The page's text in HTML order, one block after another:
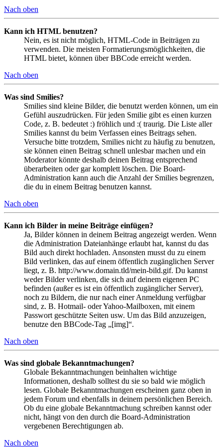
Nach oben
Kann ich HTML benutzen?
Nein, es ist nicht möglich, HTML-Code in Beiträgen zu
verwenden. Die meisten Formatierungsmöglichkeiten, die
HTML bietet, können über BBCode erreicht werden.
Nach oben
Was sind Smilies?
Smilies sind kleine Bilder, die benutzt werden können, um ein
Gefühl auszudrücken. Für jeden Smilie gibt es einen kurzen
Code, z. B. bedeutet :) fröhlich und :( traurig. Die Liste aller
Smilies kannst du beim Verfassen eines Beitrags sehen.
Versuche bitte trotzdem, Smilies nicht zu häufig zu benutzen,
sie können einen Beitrag schnell unlesbar machen und ein
Moderator könnte deshalb deinen Beitrag entsprechend
überarbeiten oder gar komplett löschen. Die Board-
Administration kann auch die Anzahl der Smilies begrenzen,
die du in einem Beitrag benutzen kannst.
Nach oben
Kann ich Bilder in meine Beiträge einfügen?
Ja, Bilder können in deinem Beitrag angezeigt werden. Wenn
die Administration Dateianhänge erlaubt hat, kannst du das
Bild auch direkt hochladen. Ansonsten musst du zu einem
Bild verlinken, das auf einem öffentlich zugänglichen Server
liegt, z. B. http://www.domain.tld/mein-bild.gif. Du kannst
weder Bilder verlinken, die sich auf deinem eigenen PC
befinden (außer es ist ein öffentlich zugänglicher Server),
noch zu Bildern, die nur nach einer Anmeldung verfügbar
sind, z. B. Hotmail- oder Yahoo-Mailboxen, mit einem
Passwort geschützte Seiten usw. Um das Bild anzuzeigen,
benutze den BBCode-Tag „[img]“.
Nach oben
Was sind globale Bekanntmachungen?
Globale Bekanntmachungen beinhalten wichtige
Informationen, deshalb solltest du sie so bald wie möglich
lesen. Globale Bekanntmachungen erscheinen ganz oben in
jedem Forum und ebenfalls in deinem persönlichen Bereich.
Ob du eine globale Bekanntmachung schreiben kannst oder
nicht, hängt von den durch die Board-Administration
vergebenen Berechtigungen ab.
Nach oben